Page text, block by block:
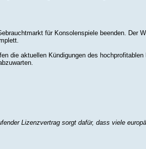
für Konsolenspiele beenden. Der
die aktuellen Kündigungen des
Lizenzvertrag sorgt dafür, dass viele